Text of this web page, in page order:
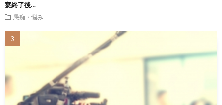
宴終了後…
愚痴・悩み